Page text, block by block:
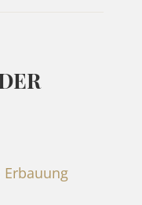
Erbauung